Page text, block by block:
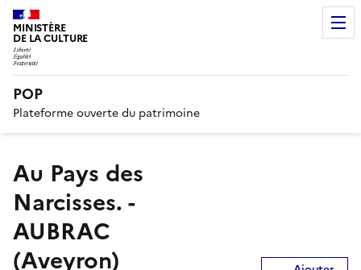
MINISTÈRE
DE LA CULTURE
POP
Plateforme ouverte du patrimoine
Au Pays des
Narcisses. -
AUBRAC
(Aveyron)